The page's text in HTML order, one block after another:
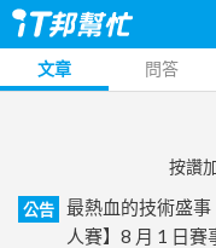
文章 問答
按讚
公告
最熱血的技術盛
人賽】8 月 1 日賽